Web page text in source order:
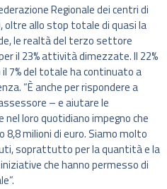
Regionale dei centri di
oltre allo stop totale di quasi la
le realtà del terzo settore
il 23% attività dimezzate. Il 22%
7% del totale ha continuato a
“È anche per rispondere a
– e aiutare le
loro quotidiano impegno che
milioni di euro. Siamo molto
soprattutto per la quantità e la
che hanno permesso di